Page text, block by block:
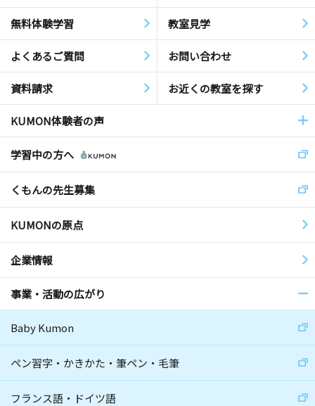
無料体験学習 教室見学
よくあるご質問 お問い合わせ
資料請求 お近くの教室を探す
KUMON体験者の声
学習中の方へ
くもんの先生募集
KUMONの原点
企業情報
事業・活動の広がり
Baby Kumon
ペン習字・かきかた・筆ペン・毛筆
フランス語・ドイツ語